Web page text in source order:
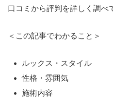
口コミから評判を詳しく調べ
＜この記事でわかること＞
ルックス・スタイル
性格・雰囲気
施術内容